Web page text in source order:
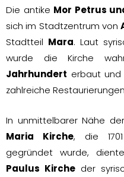
Die antike Mor Petrus
sich im Stadtzentrum von
Stadtteil Mara. Laut
wurde die Kirche
Jahrhundert erbaut
zahlreiche
In unmittelbarer Nähe
Maria Kirche, die
gegründet wurde,
Paulus Kircheder